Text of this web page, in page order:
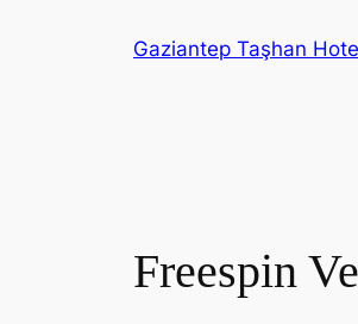
Gaziantep Taşhan
Freespin